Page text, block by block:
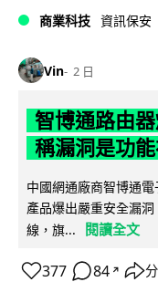
商業科技 資訊保安
Vin 2 日
智博通路由
稱漏洞是功
中國網通廠商智博通
產品爆出嚴重安全漏
線，旗...
閱讀全文
377 84 ↗